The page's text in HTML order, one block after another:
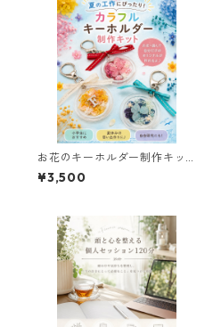
お花のキーホルダー制作キッ
ト（２個用）
¥3,500